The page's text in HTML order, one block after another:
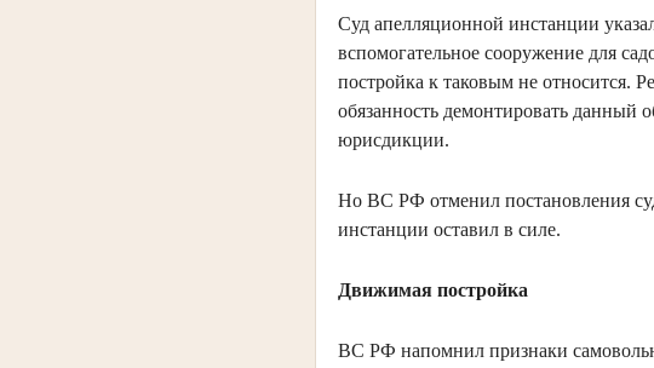
Суд апелляционной инстанции
вспомогательное сооружение для
постройка к таковым не относится.
обязанность демонтировать данный
юрисдикции.
Но ВС РФ отменил постановления
инстанции оставил в силе.
Движимая постройка
ВС РФ напомнил признаки